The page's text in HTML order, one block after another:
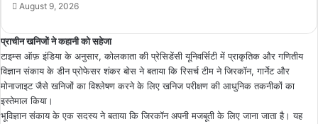
August 9, 2026
प्राचीन खनिजों ने कहानी को सहेजा
टाइम्स ऑफ़ इंडिया के अनुसार, कोलकाता की प्रेसिडेंसी यूनिवर्सिटी में प्राकृतिक और गणितीय
विज्ञान संकाय के डीन प्रोफेसर शंकर बोस ने बताया कि रिसर्च टीम ने जिरकॉन, गार्नेट और
मोनाजाइट जैसे खनिजों का विश्लेषण करने के लिए खनिज परीक्षण की आधुनिक तकनीकों का
इस्तेमाल किया।
भूविज्ञान संकाय के एक सदस्य ने बताया कि जिरकॉन अपनी मजबूती के लिए जाना जाता है। यह